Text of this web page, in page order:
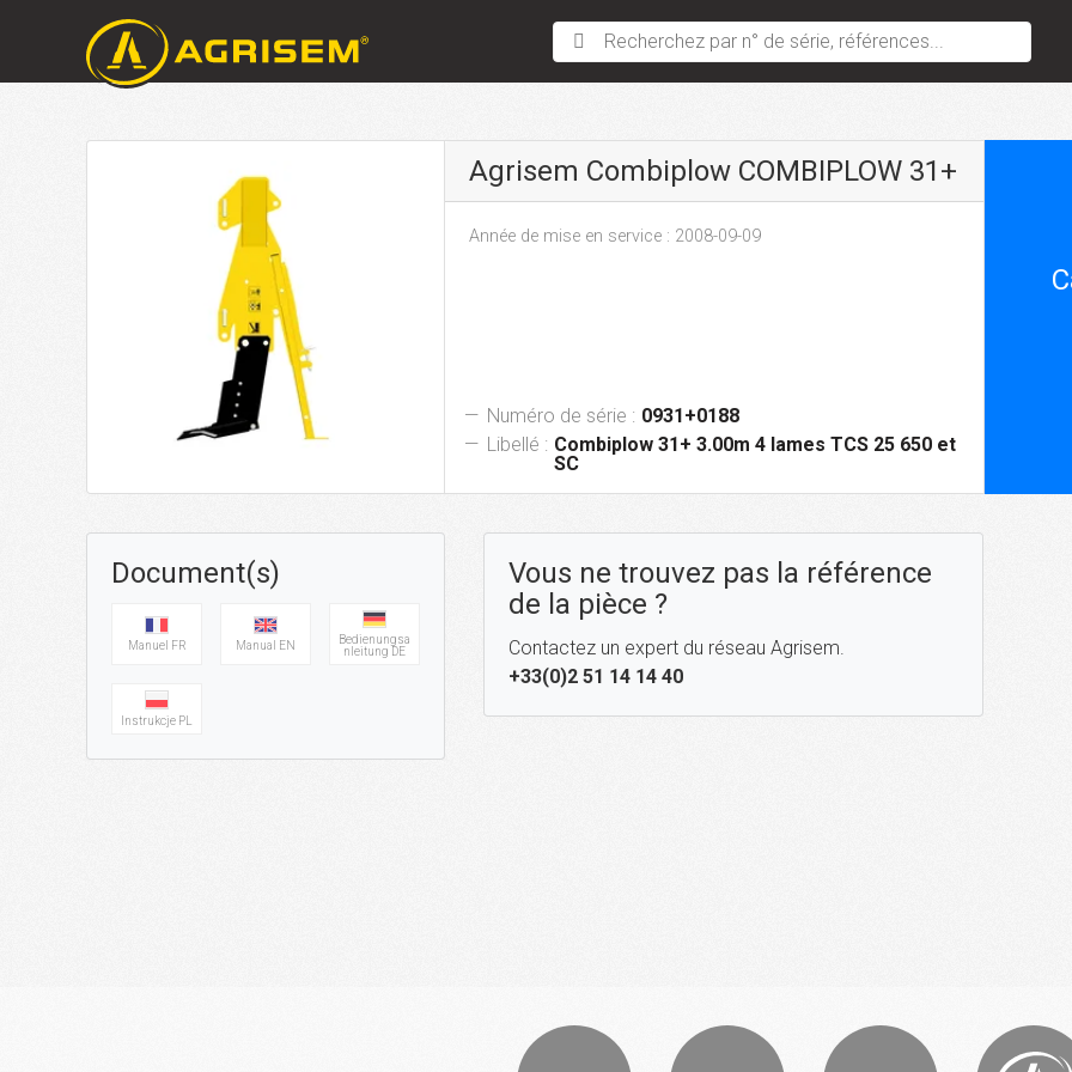
Recherchez par n° de série, références...
Agrisem Combiplow COMBIPLOW 31+
Année de mise en service : 2008-09-09
Numéro de série : 0931+0188
Libellé : Combiplow 31+ 3.00m 4 lames TCS 25 650 et
SC
Document(s)
Manuel FR Manual EN
Bedienungsa
nleitung DE
Instrukcje PL
Vous ne trouvez pas la référence
de la pièce ?
Contactez un expert du réseau Agrisem.
+33(0)2 51 14 14 40